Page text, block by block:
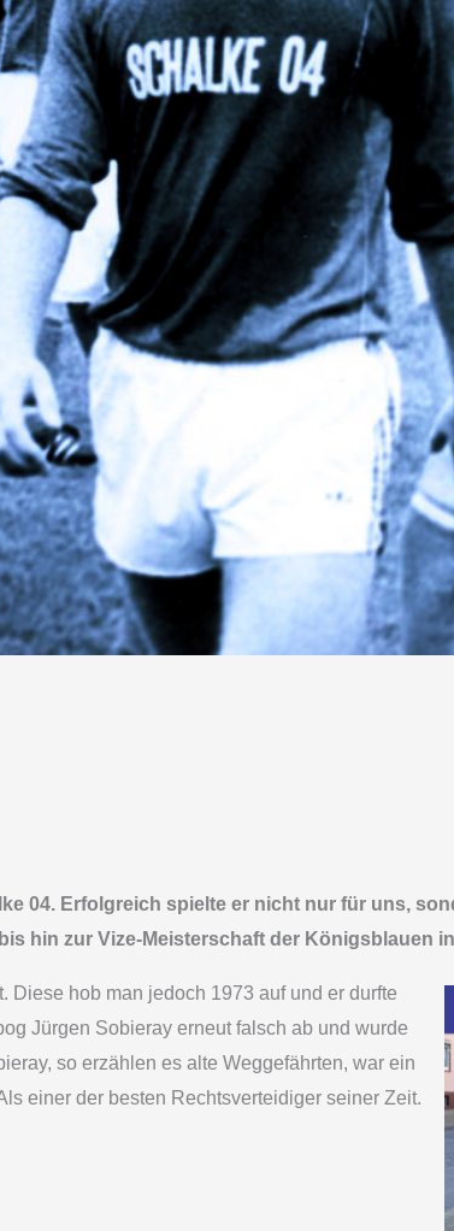
04. Erfolgreich spielte er nicht nur für uns,
hin zur Vize-Meisterschaft der Königsblauen
Diese hob man jedoch 1973 auf und er durfte
Jürgen Sobieray erneut falsch ab und wurde
so erzählen es alte Weggefährten, war ein
einer der besten Rechtsverteidiger seiner Zeit.